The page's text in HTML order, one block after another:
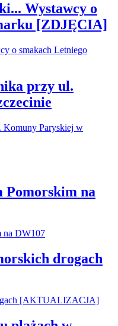
Wystawcy o
[ZDJĘCIA]
przy ul.
na
drogach